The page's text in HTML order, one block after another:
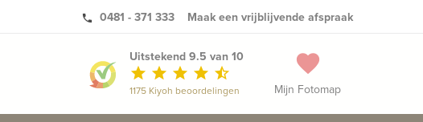
phone 0481 - 371 333 Maak een vrijblijvende afspraak
favorite
Mijn Fotomap
Uitstekend 9.5 van 10
star star star star star_half
1175 Kiyoh beoordelingen